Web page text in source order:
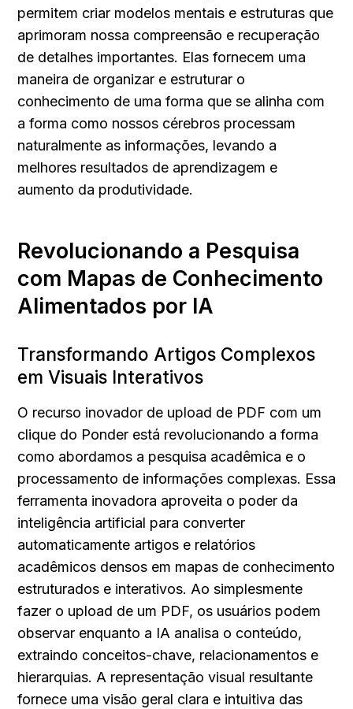
permitem criar modelos mentais e estruturas que
aprimoram nossa compreensão e recuperação
de detalhes importantes. Elas fornecem uma
maneira de organizar e estruturar o
conhecimento de uma forma que se alinha com
a forma como nossos cérebros processam
naturalmente as informações, levando a
melhores resultados de aprendizagem e
aumento da produtividade.
Revolucionando a Pesquisa
com Mapas de Conhecimento
Alimentados por IA
Transformando Artigos Complexos
em Visuais Interativos
O recurso inovador de upload de PDF com um
clique do Ponder está revolucionando a forma
como abordamos a pesquisa acadêmica e o
processamento de informações complexas. Essa
ferramenta inovadora aproveita o poder da
inteligência artificial para converter
automaticamente artigos e relatórios
acadêmicos densos em mapas de conhecimento
estruturados e interativos. Ao simplesmente
fazer o upload de um PDF, os usuários podem
observar enquanto a IA analisa o conteúdo,
extraindo conceitos-chave, relacionamentos e
hierarquias. A representação visual resultante
fornece uma visão geral clara e intuitiva das